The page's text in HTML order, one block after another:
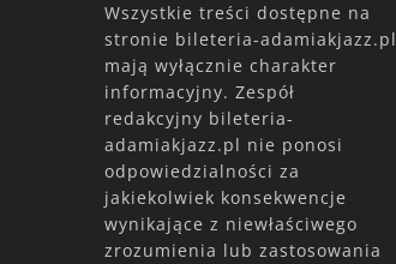
Wszystkie treści dostępne na
stronie bileteria-adamiakjazz.pl
mają wyłącznie charakter
informacyjny. Zespół
redakcyjny bileteria-
adamiakjazz.pl nie ponosi
odpowiedzialności za
jakiekolwiek konsekwencje
wynikające z niewłaściwego
zrozumienia lub zastosowania